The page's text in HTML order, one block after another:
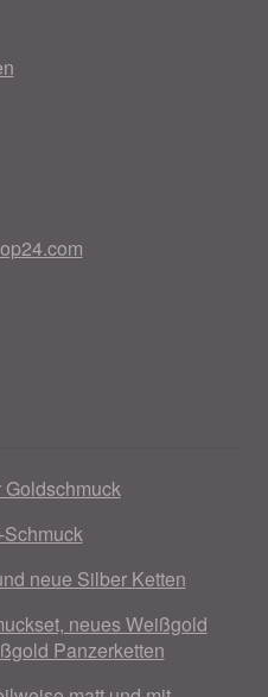
neue Silber Ketten
neues Weißgold
Panzerketten